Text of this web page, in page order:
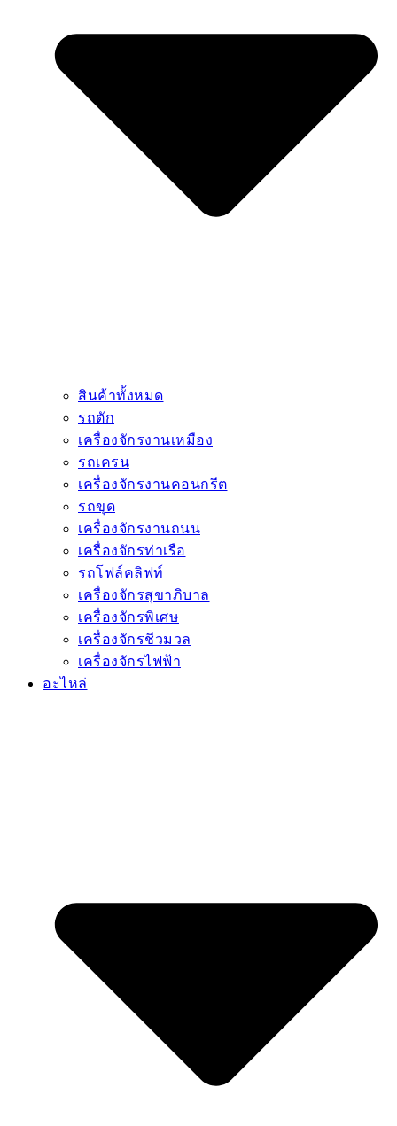
สินค้าทั้งหมด
รถตัก
เครื่องจักรงานเหมือง
รถเครน
เครื่องจักรงานคอนกรีต
รถขุด
เครื่องจักรงานถนน
เครื่องจักรท่าเรือ
รถโฟล์คลิฟท์
เครื่องจักรสุขาภิบาล
เครื่องจักรพิเศษ
เครื่องจักรชีวมวล
เครื่องจักรไฟฟ้า
อะไหล่